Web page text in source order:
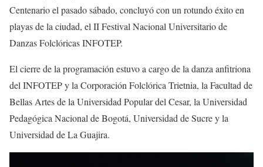
Centenario el pasado sábado, concluyó con un rotundo éxito en
playas de la ciudad, el II Festival Nacional Universitario de
Danzas Folclóricas INFOTEP.
El cierre de la programación estuvo a cargo de la danza anfitriona
del INFOTEP y la Corporación Folclórica Trietnia, la Facultad de
Bellas Artes de la Universidad Popular del Cesar, la Universidad
Pedagógica Nacional de Bogotá, Universidad de Sucre y la
Universidad de La Guajira.